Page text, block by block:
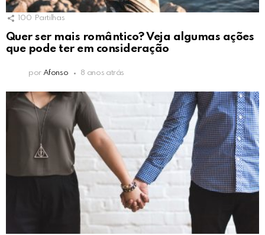
100 Partilhas
Quer ser mais romântico? Veja algumas ações
que pode ter em consideração
por Afonso 8 anos atrás